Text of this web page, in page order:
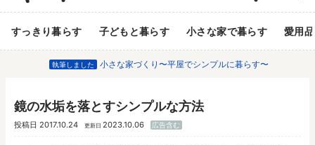
すっきり暮らす 子どもと暮らす 小さな家で暮らす 愛用品
執筆しました 小さな家づくり〜平屋でシンプルに暮らす〜
鏡の水垢を落とすシンプルな方法
投稿日 2017.10.24 更新日 2023.10.06 広告含む